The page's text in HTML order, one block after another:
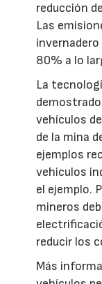
reducción
Las
80% a lo
La
vehículos
de la mina
ejemplos
vehículos
el ejemplo.
mineros
reducir los
Más